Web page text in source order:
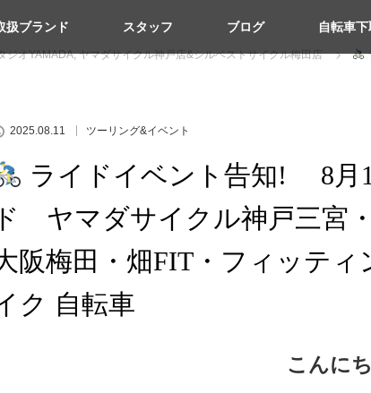
扱ブランド スタッフ ブログ 自転車下
ジオYAMADA, ヤマダサイクル神戸店&シルベストサイクル梅田店
2025.08.11
ツーリング&イベント
ライドイベント告知! 8月
ド ヤマダサイクル神戸三宮
阪梅田・畑FIT・フィッテ
ク 自転車
こんに